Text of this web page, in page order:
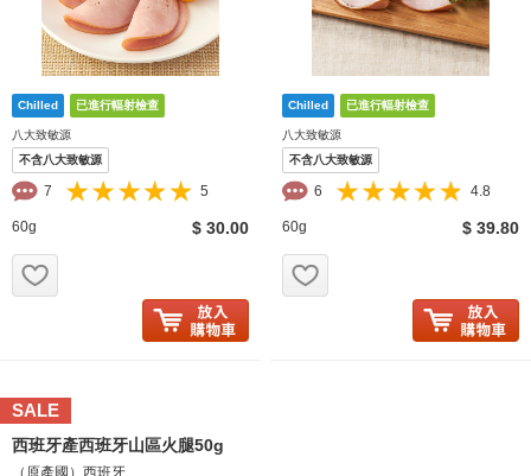
八大致敏源
不含八大致敏源
7 5
60g $ 30.00
八大致敏源
不含八大致敏源
6 4.8
60g $ 39.80
SALE
西班牙產西班牙山區火腿50g
（原產國）西班牙